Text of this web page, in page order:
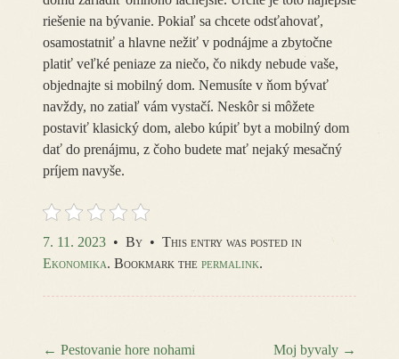
riešenie na bývanie. Pokiaľ sa chcete odsťahovať,
osamostatniť a hlavne nežiť v podnájme a zbytočne
platiť veľké peniaze za niečo, čo nikdy nebude vaše,
objednajte si mobilný dom. Nemusíte v ňom bývať
navždy, no zatiaľ vám vystačí. Neskôr si môžete
postaviť klasický dom, alebo kúpiť byt a mobilný dom
dať do prenájmu, z čoho budete mať nejaký mesačný
príjem navyše.
7. 11. 2023 • By • This entry was posted in
Ekonomika. Bookmark the permalink.
← Pestovanie hore nohami Moj byvaly →